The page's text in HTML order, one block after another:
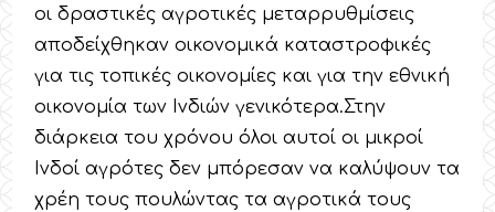
οι δραστικές αγροτικές μεταρρυθμίσεις
αποδείχθηκαν οικονομικά καταστροφικές
για τις τοπικές οικονομίες και για την εθνική
οικονομία των Ινδιών γενικότερα.Στην
διάρκεια του χρόνου όλοι αυτοί οι μικροί
Ινδοί αγρότες δεν μπόρεσαν να καλύψουν τα
χρέη τους πουλώντας τα αγροτικά τους